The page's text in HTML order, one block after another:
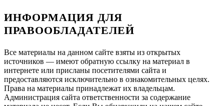
ИНФОРМАЦИЯ ДЛЯ
ПРАВООБЛАДАТЕЛЕЙ
Все материалы на данном сайте взяты из открытых
источников — имеют обратную ссылку на материал в
интернете или присланы посетителями сайта и
предоставляются исключительно в ознакомительных целях.
Права на материалы принадлежат их владельцам.
Администрация сайта ответственности за содержание